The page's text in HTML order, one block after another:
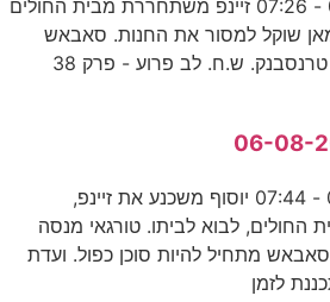
לב פרוע - פרק 37 06:38 - 07:26 זיינפ משתחררת מבית החולים
שוקל למסור את החנות. סאבאש
מנסה לחקור את שחיתות טרנסבנק. ש.ח. לב פרוע - פרק 38
לב פרוע - פרק 40 06:50 - 07:44 יוסוף משכנע את זיינפ,
לבוא לביתו. טורגאי מנסה
מתחיל להיות סוכן כפול. ועדת
לזמן